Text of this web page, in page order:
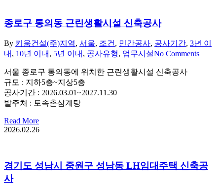
종로구 통의동 근린생활시설 신축공사
By 키움건설(주)지역, 서울, 조건 , 민간공사, 공사기간, 3년 이
내 , 10년 이내 , 5년 이내 , 공사유형, 업무시설No Comments
서울 종로구 통의동에 위치한 근린생활시설 신축공사
규모 : 지하5층~지상5층
공사기간 : 2026.03.01~2027.11.30
발주처 : 토속촌삼계탕
Read More
2026.02.26
경기도 성남시 중원구 성남동 LH임대주택 신축공
사